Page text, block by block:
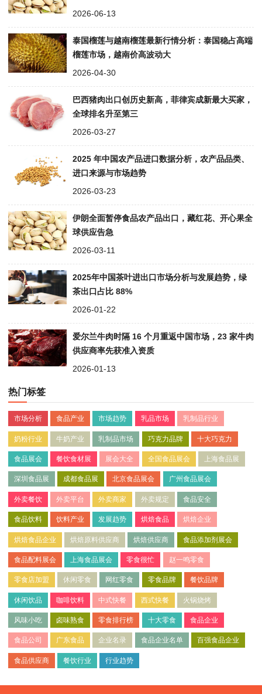
2026-06-13
泰国榴莲与越南榴莲最新行情分析：泰国稳占高端
榴莲市场，越南价高波动大
2026-04-30
巴西猪肉出口创历史新高，菲律宾成新最大买家，
全球排名升至第三
2026-03-27
2025 年中国农产品进口数据分析，农产品品类、
进口来源与市场趋势
2026-03-23
伊朗全面暂停食品农产品出口，藏红花、开心果全
球供应告急
2026-03-11
2025年中国茶叶进出口市场分析与发展趋势，绿
茶出口占比 88%
2026-01-22
爱尔兰牛肉时隔 16 个月重返中国市场，23 家牛肉
供应商率先获准入资质
2026-01-13
热门标签
市场分析 食品产业 市场趋势 乳品市场 乳制品行业
奶粉行业 牛奶产业 乳制品市场 巧克力品牌 十大巧克力
食品展会 餐饮食材展 展会大全 全国食品展会 上海食品展
深圳食品展 成都食品展 北京食品展会 广州食品展会
外卖餐饮 外卖平台 外卖商家 外卖规定 食品安全
食品饮料 饮料产业 发展趋势 烘焙食品 烘焙企业
烘焙食品企业 烘焙原料供应商 烘焙供应商 食品添加剂展会
食品配料展会 上海食品展会 零食很忙 赵一鸣零食
零食店加盟 休闲零食 网红零食 零食品牌 餐饮品牌
休闲饮品 咖啡饮料 中式快餐 西式快餐 火锅烧烤
风味小吃 卤味熟食 零食排行榜 十大零食 食品企业
食品公司 广东食品 企业名录 食品企业名单 百强食品企业
食品供应商 餐饮行业 行业趋势